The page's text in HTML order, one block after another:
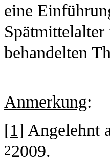
eine
behandelten
Anmerkung:
[1] Angelehnt
22009.